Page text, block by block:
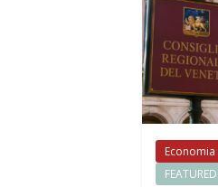
FEATURED